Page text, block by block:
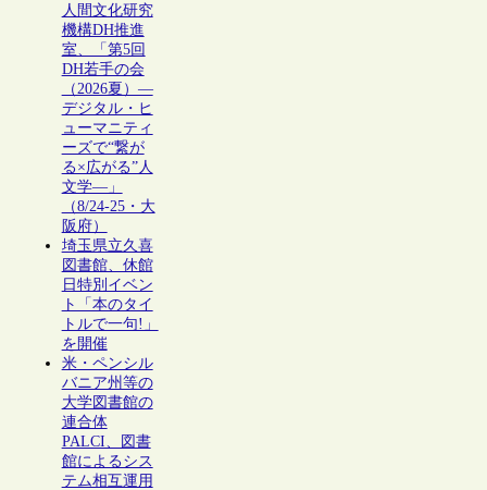
人間文化研究
機構DH推進
室、「第5回
DH若手の会
（2026夏）―
デジタル・ヒ
ューマニティ
ーズで“繋が
る×広がる”人
文学―」
（8/24-25・大
阪府）
埼玉県立久喜
図書館、休館
日特別イベン
ト「本のタイ
トルで一句!」
を開催
米・ペンシル
バニア州等の
大学図書館の
連合体
PALCI、図書
館によるシス
テム相互運用